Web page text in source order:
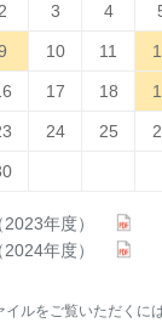
3 4
10 11
17 18
24 25
年度）
年度）
イルをご覧いただくに